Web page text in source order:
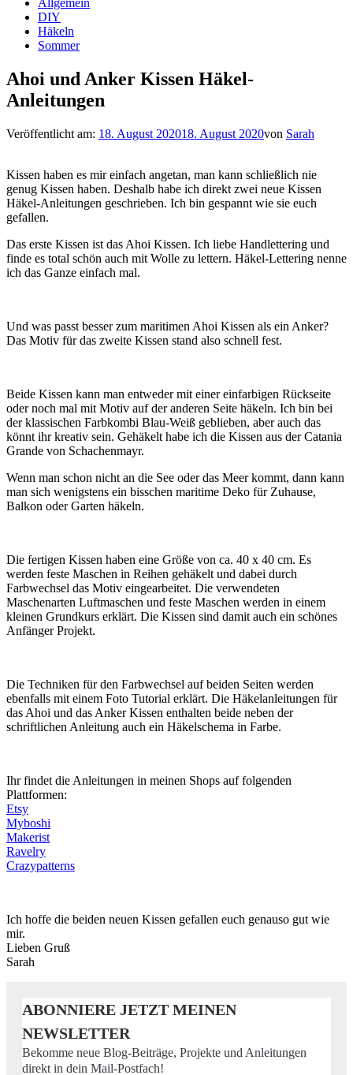
Allgemein
DIY
Häkeln
Sommer
Ahoi und Anker Kissen Häkel-
Anleitungen
Veröffentlicht am: 18. August 202018. August 2020von Sarah
Kissen haben es mir einfach angetan, man kann schließlich nie
genug Kissen haben. Deshalb habe ich direkt zwei neue Kissen
Häkel-Anleitungen geschrieben. Ich bin gespannt wie sie euch
gefallen.
Das erste Kissen ist das Ahoi Kissen. Ich liebe Handlettering und
finde es total schön auch mit Wolle zu lettern. Häkel-Lettering nenne
ich das Ganze einfach mal.
Und was passt besser zum maritimen Ahoi Kissen als ein Anker?
Das Motiv für das zweite Kissen stand also schnell fest.
Beide Kissen kann man entweder mit einer einfarbigen Rückseite
oder noch mal mit Motiv auf der anderen Seite häkeln. Ich bin bei
der klassischen Farbkombi Blau-Weiß geblieben, aber auch das
könnt ihr kreativ sein. Gehäkelt habe ich die Kissen aus der Catania
Grande von Schachenmayr.
Wenn man schon nicht an die See oder das Meer kommt, dann kann
man sich wenigstens ein bisschen maritime Deko für Zuhause,
Balkon oder Garten häkeln.
Die fertigen Kissen haben eine Größe von ca. 40 x 40 cm. Es
werden feste Maschen in Reihen gehäkelt und dabei durch
Farbwechsel das Motiv eingearbeitet. Die verwendeten
Maschenarten Luftmaschen und feste Maschen werden in einem
kleinen Grundkurs erklärt. Die Kissen sind damit auch ein schönes
Anfänger Projekt.
Die Techniken für den Farbwechsel auf beiden Seiten werden
ebenfalls mit einem Foto Tutorial erklärt. Die Häkelanleitungen für
das Ahoi und das Anker Kissen enthalten beide neben der
schriftlichen Anleitung auch ein Häkelschema in Farbe.
Ihr findet die Anleitungen in meinen Shops auf folgenden
Plattformen:
Etsy
Myboshi
Makerist
Ravelry
Crazypatterns
Ich hoffe die beiden neuen Kissen gefallen euch genauso gut wie
mir.
Lieben Gruß
Sarah
ABONNIERE JETZT MEINEN
NEWSLETTER
Bekomme neue Blog-Beiträge, Projekte und Anleitungen
direkt in dein Mail-Postfach!